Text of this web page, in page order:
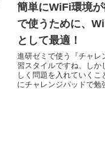
簡単にWiFi環境
で使うために、
として最適！
進研ゼミで使う『チャレ
習スタイルですね、し
しく問題を入れていく
にチャレンジパッドで勉